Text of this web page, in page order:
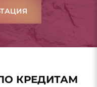
КРЕДИТАМ